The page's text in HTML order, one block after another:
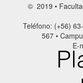
© 2019 •
Teléfono: (+56)
567 •
E-